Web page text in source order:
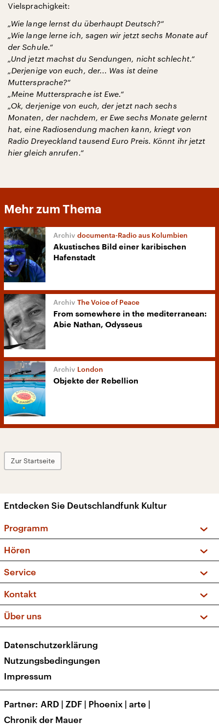
Vielsprachigkeit:
„Wie lange lernst du überhaupt Deutsch?“
„Wie lange lerne ich, sagen wir jetzt sechs Monate auf
der Schule.“
„Und jetzt machst du Sendungen, nicht schlecht.“
„Derjenige von euch, der... Was ist deine
Muttersprache?“
„Meine Muttersprache ist Ewe.“
„Ok, derjenige von euch, der jetzt nach sechs
Monaten, der nachdem, er Ewe sechs Monate gelernt
hat, eine Radiosendung machen kann, kriegt von
Radio Dreyeckland tausend Euro Preis. Könnt ihr jetzt
hier gleich anrufen.“
Mehr zum Thema
documenta-Radio aus Kolumbien
Akustisches Bild einer karibischen
Hafenstadt
The Voice of Peace
From somewhere in the mediterranean:
Abie Nathan, Odysseus
London
Objekte der Rebellion
Zur Startseite
Entdecken Sie Deutschlandfunk Kultur
Programm
Sendungen und Podcasts
Musikliste
Kakadu – Das Kinderprogramm
Hören
Frequenzen (UKW + DAB+)
Service
FAQ
Apps
Newsletter
Veranstaltungen
Kontakt
Social Media
Über uns
Presse
Karriere
Transparenz
Datenschutzerklärung
Nutzungsbedingungen
Impressum
Partner ARD | ZDF | Phoenix | arte |
Chronik der Mauer